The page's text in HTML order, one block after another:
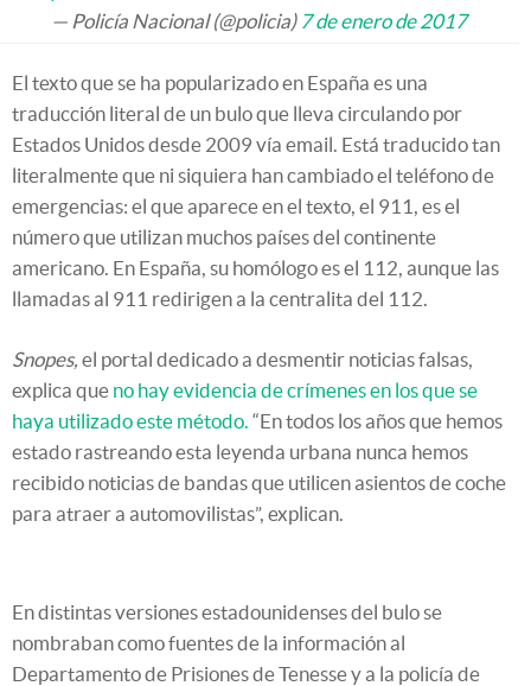
— Policía Nacional (@policia) 7 de enero de 2017
El texto que se ha popularizado en España es una
traducción literal de un bulo que lleva circulando por
Estados Unidos desde 2009 vía email. Está traducido tan
literalmente que ni siquiera han cambiado el teléfono de
emergencias: el que aparece en el texto, el 911, es el
número que utilizan muchos países del continente
americano. En España, su homólogo es el 112, aunque las
llamadas al 911 redirigen a la centralita del 112.
Snopes, el portal dedicado a desmentir noticias falsas,
explica que no hay evidencia de crímenes en los que se
haya utilizado este método. “En todos los años que hemos
estado rastreando esta leyenda urbana nunca hemos
recibido noticias de bandas que utilicen asientos de coche
para atraer a automovilistas”, explican.
En distintas versiones estadounidenses del bulo se
nombraban como fuentes de la información al
Departamento de Prisiones de Tenesse y a la policía de